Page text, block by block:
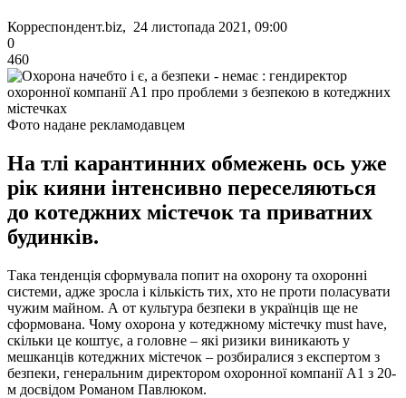
Корреспондент.biz, 24 листопада 2021, 09:00
0
460
Фото надане рекламодавцем
На тлі карантинних обмежень ось уже
рік кияни інтенсивно переселяються
до котеджних містечок та приватних
будинків.
Така тенденція сформувала попит на охорону та охоронні
системи, адже зросла і кількість тих, хто не проти поласувати
чужим майном. А от культура безпеки в українців ще не
сформована. Чому охорона у котеджному містечку must have,
скільки це коштує, а головне – які ризики виникають у
мешканців котеджних містечок – розбиралися з експертом з
безпеки, генеральним директором охоронної компанії А1 з 20-
м досвідом Романом Павлюком.